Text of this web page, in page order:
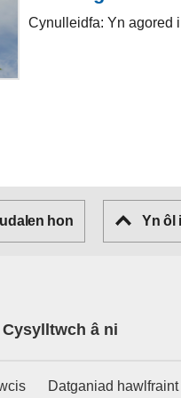
Cynulleidfa: Yn agored
hon Yn ôl
Cysylltwch â ni
Datganiad hawlfraint